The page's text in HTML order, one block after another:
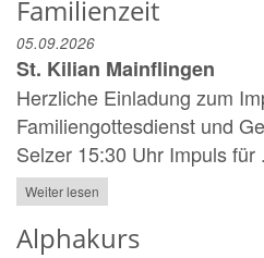
Familienzeit
05.09.2026
St. Kilian Mainflingen
Herzliche Einladung zum
Familiengottesdienst und
Selzer 15:30 Uhr Impuls für
Weiter lesen
Alphakurs